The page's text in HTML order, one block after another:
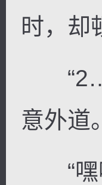
时，却
意外道。
“嘿